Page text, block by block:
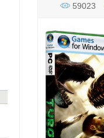
59023